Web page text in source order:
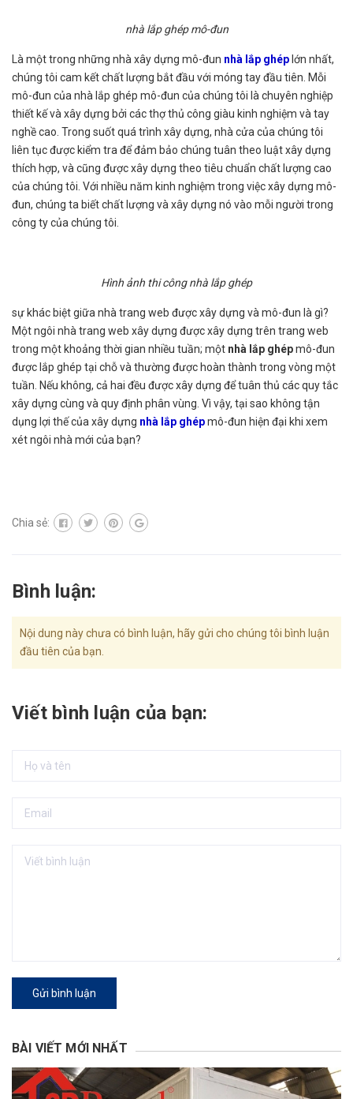
nhà lắp ghép mô-đun
Là một trong những nhà xây dựng mô-đun nhà lắp ghép lớn nhất,
chúng tôi cam kết chất lượng bắt đầu với móng tay đầu tiên. Mỗi
mô-đun của nhà lắp ghép mô-đun của chúng tôi là chuyên nghiệp
thiết kế và xây dựng bởi các thợ thủ công giàu kinh nghiệm và tay
nghề cao. Trong suốt quá trình xây dựng, nhà cửa của chúng tôi
liên tục được kiểm tra để đảm bảo chúng tuân theo luật xây dựng
thích hợp, và cũng được xây dựng theo tiêu chuẩn chất lượng cao
của chúng tôi. Với nhiều năm kinh nghiệm trong việc xây dựng mô-
đun, chúng ta biết chất lượng và xây dựng nó vào mỗi người trong
công ty của chúng tôi.
Hình ảnh thi công nhà lắp ghép
sự khác biệt giữa nhà trang web được xây dựng và mô-đun là gì?
Một ngôi nhà trang web xây dựng được xây dựng trên trang web
trong một khoảng thời gian nhiều tuần; một nhà lắp ghépmô-đun
được lắp ghép tại chỗ và thường được hoàn thành trong vòng một
tuần. Nếu không, cả hai đều được xây dựng để tuân thủ các quy tắc
xây dựng cùng và quy định phân vùng. Vì vậy, tại sao không tận
dụng lợi thế của xây dựng nhà lắp ghépmô-đun hiện đại khi xem
xét ngôi nhà mới của bạn?
Chia sẻ:
Bình luận:
Nội dung này chưa có bình luận, hãy gửi cho chúng tôi bình luận
đầu tiên của bạn.
Viết bình luận của bạn:
Gửi bình luận
BÀI VIẾT MỚI NHẤT